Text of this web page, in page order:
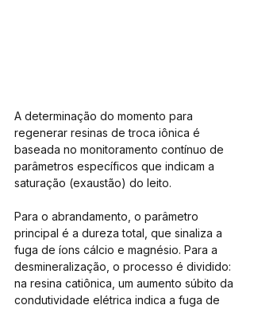
A determinação do momento para
regenerar resinas de troca iônica é
baseada no monitoramento contínuo de
parâmetros específicos que indicam a
saturação (exaustão) do leito.
Para o abrandamento, o parâmetro
principal é a dureza total, que sinaliza a
fuga de íons cálcio e magnésio. Para a
desmineralização, o processo é dividido:
na resina catiônica, um aumento súbito da
condutividade elétrica indica a fuga de